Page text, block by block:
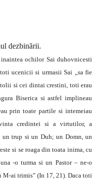
dezbinării.
ochilor Sai duhovnicesti
ucenicii si urmasii Sai „sa fie
si cei dintai crestini, toti erau
Biserica si astfel implineau
prin toate partile si intemeiau
credintei si a virtutilor, a
un trup si un Duh; un Domn, un
si se roaga din toata inima, cu
-o turma si un Pastor – ne-o
M-ai trimis” (In 17, 21). Daca toti